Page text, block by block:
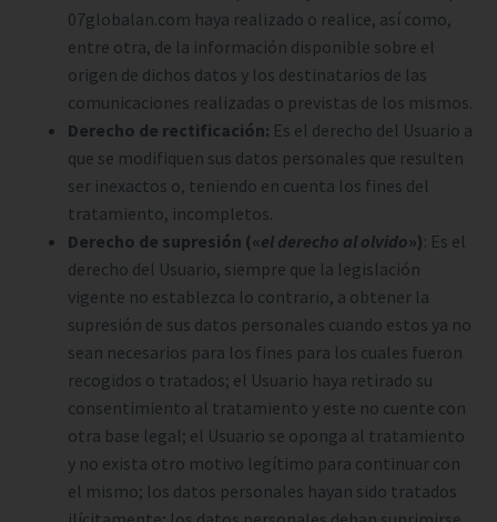
07globalan.com haya realizado o realice, así como,
entre otra, de la información disponible sobre el
origen de dichos datos y los destinatarios de las
comunicaciones realizadas o previstas de los mismos.
Derecho de rectificación: Es el derecho del Usuario a
que se modifiquen sus datos personales que resulten
ser inexactos o, teniendo en cuenta los fines del
tratamiento, incompletos.
Derecho de supresión («el derecho al olvido»): Es el
derecho del Usuario, siempre que la legislación
vigente no establezca lo contrario, a obtener la
supresión de sus datos personales cuando estos ya no
sean necesarios para los fines para los cuales fueron
recogidos o tratados; el Usuario haya retirado su
consentimiento al tratamiento y este no cuente con
otra base legal; el Usuario se oponga al tratamiento
y no exista otro motivo legítimo para continuar con
el mismo; los datos personales hayan sido tratados